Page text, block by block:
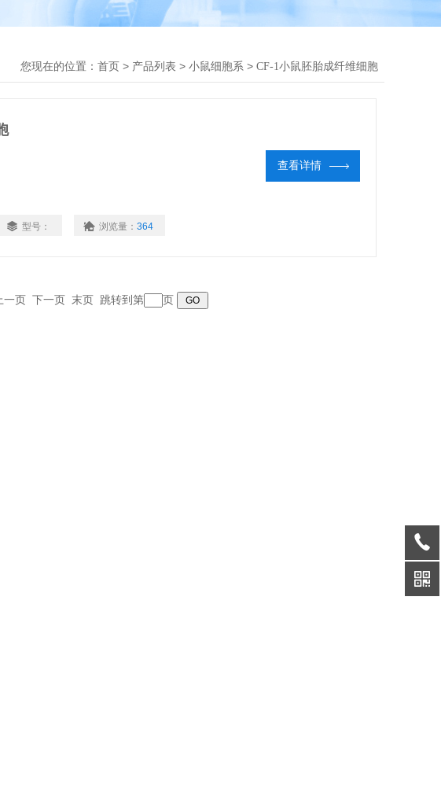
您现在的位置： 首页 > 产品列表 > 小鼠细胞系 > CF-1小鼠胚胎成纤维细胞
型号： 浏览量： 364
查看详情
一页 下一页 末页 跳转到第 页